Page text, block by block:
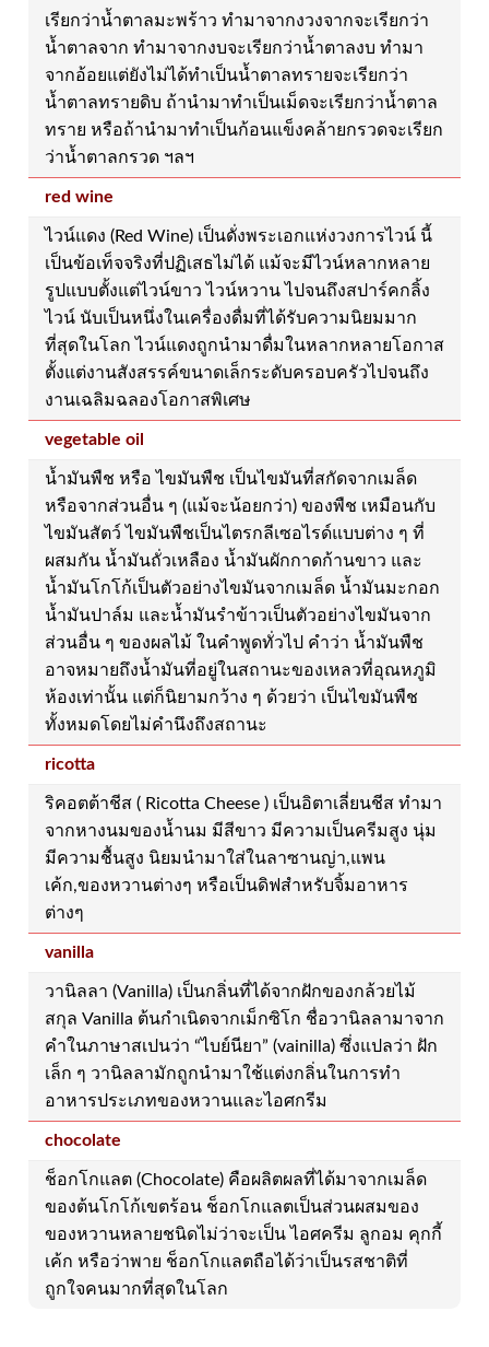
เรียกว่าน้ำตาลมะพร้าว ทำมาจากงวงจากจะเรียกว่า
น้ำตาลจาก ทำมาจากงบจะเรียกว่าน้ำตาลงบ ทำมา
จากอ้อยแต่ยังไม่ได้ทำเป็นน้ำตาลทรายจะเรียกว่า
น้ำตาลทรายดิบ ถ้านำมาทำเป็นเม็ดจะเรียกว่าน้ำตาล
ทราย หรือถ้านำมาทำเป็นก้อนแข็งคล้ายกรวดจะเรียก
ว่าน้ำตาลกรวด ฯลฯ
red wine
ไวน์แดง (Red Wine) เป็นดั่งพระเอกแห่งวงการไวน์ นี้
เป็นข้อเท็จจริงที่ปฏิเสธไม่ได้ แม้จะมีไวน์หลากหลาย
รูปแบบตั้งแต่ไวน์ขาว ไวน์หวาน ไปจนถึงสปาร์คกลิ้ง
ไวน์ นับเป็นหนึ่งในเครื่องดื่มที่ได้รับความนิยมมาก
ที่สุดในโลก ไวน์แดงถูกนำมาดื่มในหลากหลายโอกาส
ตั้งแต่งานสังสรรค์ขนาดเล็กระดับครอบครัวไปจนถึง
งานเฉลิมฉลองโอกาสพิเศษ
vegetable oil
น้ำมันพืช หรือ ไขมันพืช เป็นไขมันที่สกัดจากเมล็ด
หรือจากส่วนอื่น ๆ (แม้จะน้อยกว่า) ของพืช เหมือนกับ
ไขมันสัตว์ ไขมันพืชเป็นไตรกลีเซอไรด์แบบต่าง ๆ ที่
ผสมกัน น้ำมันถั่วเหลือง น้ำมันผักกาดก้านขาว และ
น้ำมันโกโก้เป็นตัวอย่างไขมันจากเมล็ด น้ำมันมะกอก
น้ำมันปาล์ม และน้ำมันรำข้าวเป็นตัวอย่างไขมันจาก
ส่วนอื่น ๆ ของผลไม้ ในคำพูดทั่วไป คำว่า น้ำมันพืช
อาจหมายถึงน้ำมันที่อยู่ในสถานะของเหลวที่อุณหภูมิ
ห้องเท่านั้น แต่ก็นิยามกว้าง ๆ ด้วยว่า เป็นไขมันพืช
ทั้งหมดโดยไม่คำนึงถึงสถานะ
ricotta
ริคอตต้าชีส ( Ricotta Cheese ) เป็นอิตาเลี่ยนชีส ทำมา
จากหางนมของน้ำนม มีสีขาว มีความเป็นครีมสูง นุ่ม
มีความชื้นสูง นิยมนำมาใส่ในลาซานญ่า,แพน
เค้ก,ของหวานต่างๆ หรือเป็นดิฟสำหรับจิ้มอาหาร
ต่างๆ
vanilla
วานิลลา (Vanilla) เป็นกลิ่นที่ได้จากฝักของกล้วยไม้
สกุล Vanilla ต้นกำเนิดจากเม็กซิโก ชื่อวานิลลามาจาก
คำในภาษาสเปนว่า “ไบย์นียา” (vainilla) ซึ่งแปลว่า ฝัก
เล็ก ๆ วานิลลามักถูกนำมาใช้แต่งกลิ่นในการทำ
อาหารประเภทของหวานและไอศกรีม
chocolate
ช็อกโกแลต (Chocolate) คือผลิตผลที่ได้มาจากเมล็ด
ของต้นโกโก้เขตร้อน ช็อกโกแลตเป็นส่วนผสมของ
ของหวานหลายชนิดไม่ว่าจะเป็น ไอศครีม ลูกอม คุกกี้
เค้ก หรือว่าพาย ช็อกโกแลตถือได้ว่าเป็นรสชาติที่
ถูกใจคนมากที่สุดในโลก